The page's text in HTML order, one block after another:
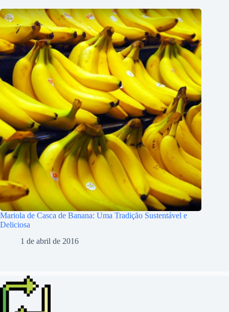
Mariola de Casca de Banana: Uma Tradição Sustentável e
Deliciosa
1 de abril de 2016